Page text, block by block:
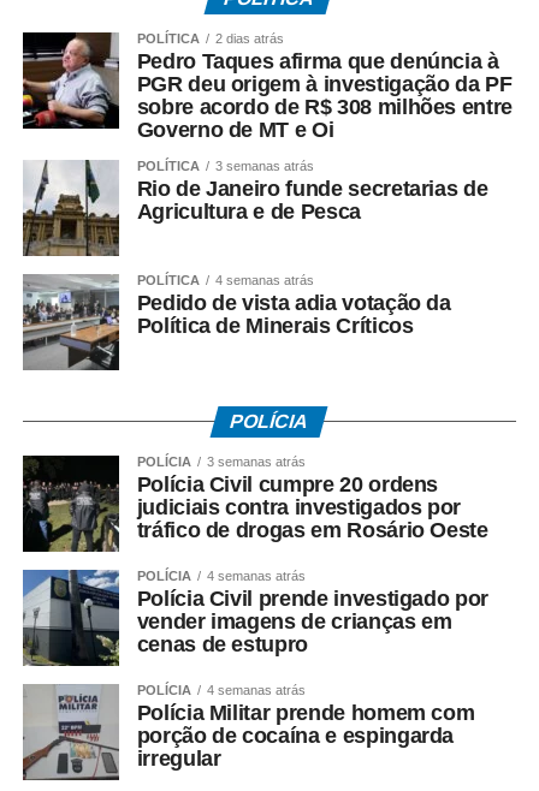
estão disponíveis ao longo do circuito. O atendimento em
Língua Brasileira de Sinais (Libras) para visitantes surdos
é realizado em parceria com a ICOM, empresa
especializada em comunicação acessível.
(2024‑2026), o Selo de Acessibilidade da CPA, em razão
de recursos como rampas, elevadores, mapas táteis e
audiodescrição. Darlan Firmato, Diretor de Operações da
CASACOR São Paulo, afirmou que a preocupação com a
inclusão tem mais de duas décadas: “A CASACOR busca
ser acessível há 21 anos, carregando, nessa missão,
pioneirismo e a obrigação universal de fazer da maior
Américas um exemplo ao receber bem pessoas com
deficiência motora, visual e auditiva”.
Silvana Cambiaghi, arquiteta e consultora de
acessibilidade da mostra desde 2005, destacou que a
acessibilidade não é tratada como adaptação pontual,
mas como conceito integrado ao planejamento e à
montagem dos ambientes: “Transformar a CASACOR em
uma mostra acessível é um processo que começa muito
antes da abertura ao público. A acessibilidade deve estar
presente em todas as fases, do projeto à execução, com
base nos princípios do Desenho Universal”, ressaltou,
citando a participação do engenheiro Oswaldo Rafael
Fantini e dos arquitetos Luis Fernando Estuqui e Marina
POLÍTICA 2 dias atrás
Pedro Taques afirma que denúncia à
PGR deu origem à investigação da PF
sobre acordo de R$ 308 milhões entre
Governo de MT e Oi
POLÍTICA 3 semanas atrás
Rio de Janeiro funde secretarias de
Agricultura e de Pesca
POLÍTICA 4 semanas atrás
Pedido de vista adia votação da
Política de Minerais Críticos
POLÍCIA
POLÍCIA 3 semanas atrás
Polícia Civil cumpre 20 ordens
judiciais contra investigados por
tráfico de drogas em Rosário Oeste
POLÍCIA 4 semanas atrás
Polícia Civil prende investigado por
vender imagens de crianças em
cenas de estupro
POLÍCIA 4 semanas atrás
Polícia Militar prende homem com
porção de cocaína e espingarda
irregular